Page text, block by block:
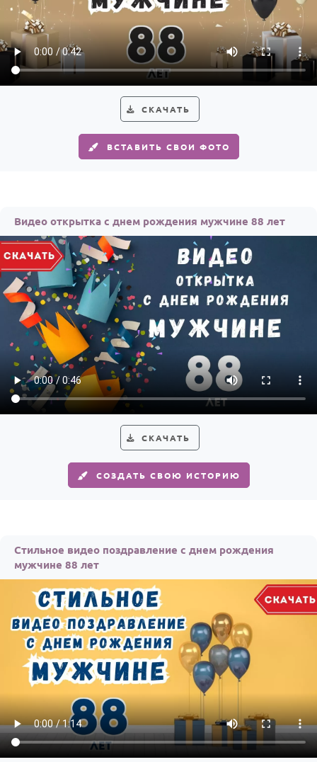
СКАЧАТЬ
ВСТАВИТЬ СВОИ ФОТО
Видео открытка с днем рождения мужчине 88 лет
СКАЧАТЬ
СОЗДАТЬ СВОЮ ИСТОРИЮ
Стильное видео поздравление с днем рождения
мужчине 88 лет